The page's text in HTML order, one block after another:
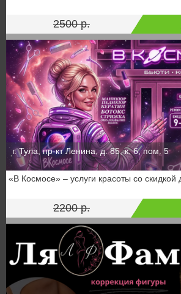
2500 р.
г. Тула, пр-кт Ленина, д. 85, к. 6, пом. 5
«В Космосе» – услуги красоты со скидкой
2200 р.